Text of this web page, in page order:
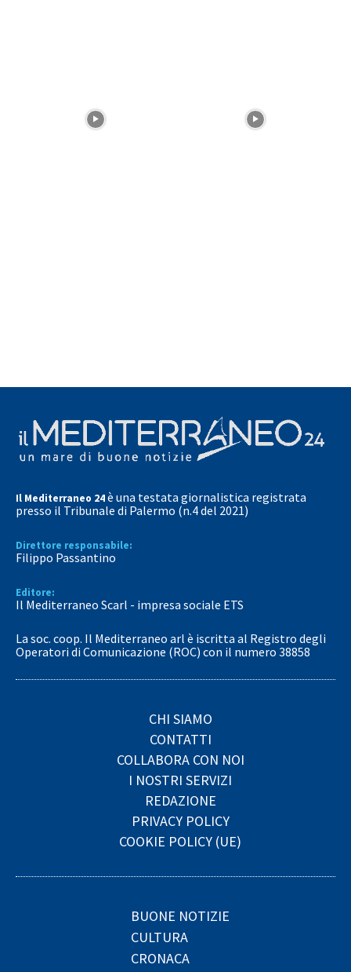
Il Mediterraneo 24è una testata giornalistica registrata
presso il Tribunale di Palermo (n.4 del 2021)
Direttore responsabile:
Filippo Passantino
Editore:
Il Mediterraneo Scarl - impresa sociale ETS
La soc. coop. Il Mediterraneo arl è iscritta al Registro degli
Operatori di Comunicazione (ROC) con il numero 38858
CHI SIAMO
CONTATTI
COLLABORA CON NOI
I NOSTRI SERVIZI
REDAZIONE
PRIVACY POLICY
COOKIE POLICY (UE)
BUONE NOTIZIE
CULTURA
CRONACA